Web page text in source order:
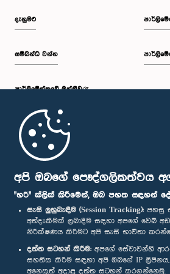
අපි ඔබගේ පෞද්ගලිකත්වය
"හරි" ක්ලික් කිරීමෙන්, ඔබ පහත සඳහන්
සැසි ලුහුබැඳීම (Session Tracking): පහසු
අත්දැකීමක් ලබාදීම සඳහා අපගේ වෙබ්
නිරීක්ෂණය කිරීමට අපි සැසි භාවිතා
දත්ත සටහන් කිරීම: අපගේ සේවාවන්හි
සහතික කිරීම සඳහා අපි ඔබගේ IP
අනෙකුත් අදාළ දත්ත සටහන් කරගන්නෙමු.
කාරක සභාව තීරණය කළේය.
දැනුමට
සම්බන්ධ වන්න
පාර්ලි‌මේන්තුවේ මන්ත්‍රීවරු
මුල් පිටුව
පාර්ලිමේන්තු ජංගම යෙදුම
අප හා සම්බන්ධ වී සිටින්න :